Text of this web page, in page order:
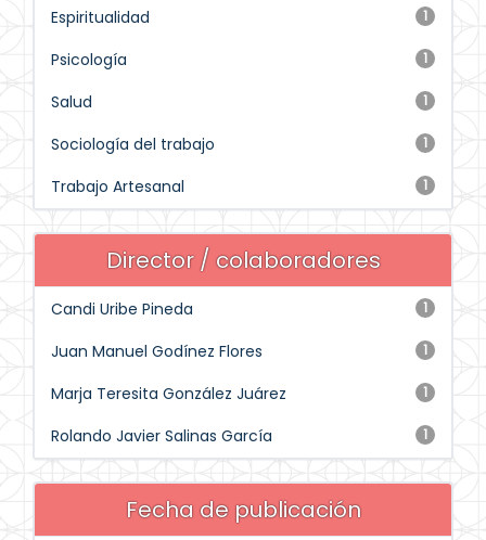
1
Espiritualidad
1
Psicología
1
Salud
1
Sociología del trabajo
1
Trabajo Artesanal
Director / colaboradores
1
Candi Uribe Pineda
1
Juan Manuel Godínez Flores
1
Marja Teresita González Juárez
1
Rolando Javier Salinas García
Fecha de publicación